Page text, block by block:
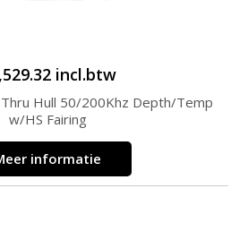
incl.btw
Hull 50/200Khz Depth/Temp
w/HS Fairing
informatie